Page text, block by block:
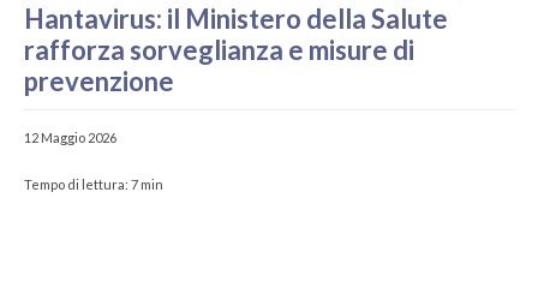
Hantavirus: il Ministero della Salute
rafforza sorveglianza e misure di
prevenzione
12 Maggio 2026
Tempo di lettura: 7 min